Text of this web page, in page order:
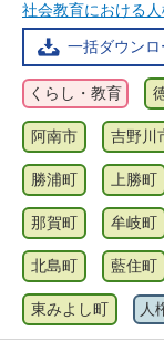
社会教育における
一括ダウン
くらし・教育
阿南市 吉野川
勝浦町 上勝町
那賀町 牟岐町
北島町 藍住町
東みよし町 人